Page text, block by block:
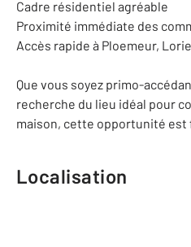
Cadre résidentiel agréable
Proximité immédiate des
Accès rapide à Ploemeur,
Que vous soyez primo-
recherche du lieu idéal pour
maison, cette opportunité est
Localisation